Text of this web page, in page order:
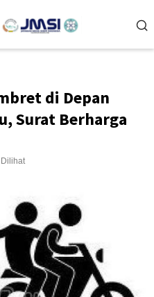
di Depan
Surat Berharga